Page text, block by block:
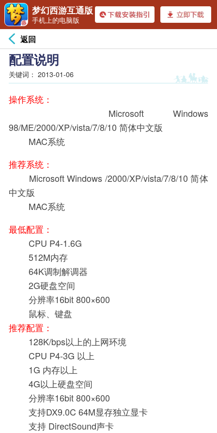
返回
配置说明
关键词： 2013-01-06
操作系统：
Microsoft Windows
98/ME/2000/XP/vista/7/8/10 简体中文版
MAC系统
推荐系统：
Microsoft Windows /2000/XP/vista/7/8/10 简体
中文版
MAC系统
最低配置：
CPU P4-1.6G
512M内存
64K调制解调器
2G硬盘空间
分辨率16bit 800×600
鼠标、键盘
推荐配置：
128K/bps以上的上网环境
CPU P4-3G 以上
1G 内存以上
4G以上硬盘空间
分辨率16bit 800×600
支持DX9.0C 64M显存独立显卡
支持 DirectSound声卡
梦幻西游互通版
手机上的电脑版